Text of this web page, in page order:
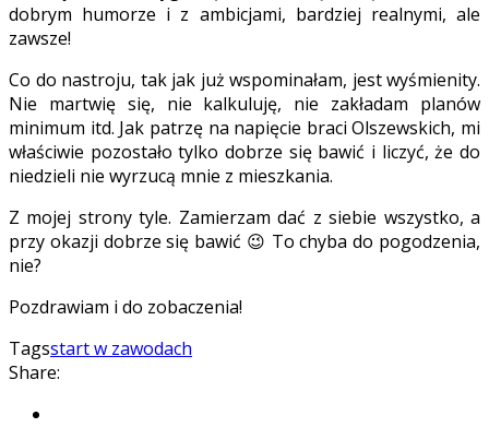
dobrym humorze i z ambicjami, bardziej realnymi, ale
zawsze!
Co do nastroju, tak jak już wspominałam, jest wyśmienity.
Nie martwię się, nie kalkuluję, nie zakładam planów
minimum itd. Jak patrzę na napięcie braci Olszewskich, mi
właściwie pozostało tylko dobrze się bawić i liczyć, że do
niedzieli nie wyrzucą mnie z mieszkania.
Z mojej strony tyle. Zamierzam dać z siebie wszystko, a
przy okazji dobrze się bawić 😉 To chyba do pogodzenia,
nie?
Pozdrawiam i do zobaczenia!
Tagsstart w zawodach
Share: